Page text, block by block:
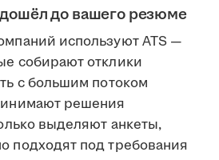
до вашего резюме
используют ATS —
собирают отклики
с большим потоком
решения
выделяют анкеты,
подходят под требования